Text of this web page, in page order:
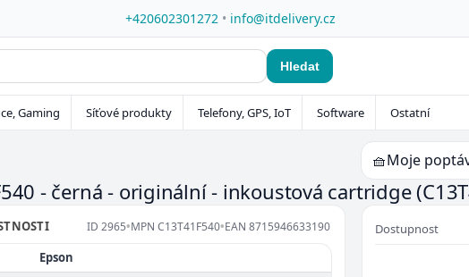
+420602301272 • info@itdelivery.cz
Hledat
Gaming Síťové produkty Telefony, GPS, IoT Software Ostatní
🧺Moje
- černá - originální - inkoustová cartridge
ID 2965•MPN C13T41F540•EAN 8715946633190
Epson
Dostupnost